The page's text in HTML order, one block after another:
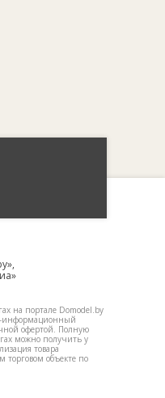
на портале Domodel.by
информационный
офертой. Полную
можно получить у
товара
торговом объекте по